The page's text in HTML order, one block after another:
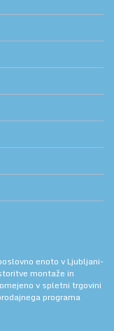
enoto v Ljubljani-
montaže in
v spletni trgovini
programa